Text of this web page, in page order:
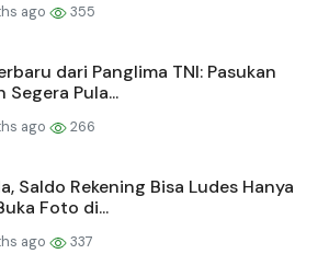
ago 355
dari Panglima TNI: Pasukan
Segera Pula...
ago 266
Saldo Rekening Bisa Ludes Hanya
Foto di...
ago 337